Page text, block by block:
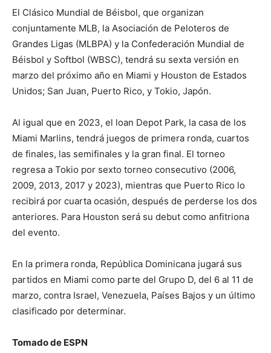
El Clásico Mundial de Béisbol, que organizan
conjuntamente MLB, la Asociación de Peloteros de
Grandes Ligas (MLBPA) y la Confederación Mundial de
Béisbol y Softbol (WBSC), tendrá su sexta versión en
marzo del próximo año en Miami y Houston de Estados
Unidos; San Juan, Puerto Rico, y Tokio, Japón.
Al igual que en 2023, el loan Depot Park, la casa de los
Miami Marlins, tendrá juegos de primera ronda, cuartos
de finales, las semifinales y la gran final. El torneo
regresa a Tokio por sexto torneo consecutivo (2006,
2009, 2013, 2017 y 2023), mientras que Puerto Rico lo
recibirá por cuarta ocasión, después de perderse los dos
anteriores. Para Houston será su debut como anfitriona
del evento.
En la primera ronda, República Dominicana jugará sus
partidos en Miami como parte del Grupo D, del 6 al 11 de
marzo, contra Israel, Venezuela, Países Bajos y un último
clasificado por determinar.
Tomado de ESPN